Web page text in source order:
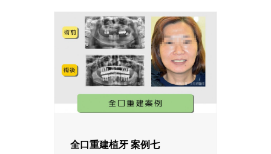
全口重建植牙 案例七